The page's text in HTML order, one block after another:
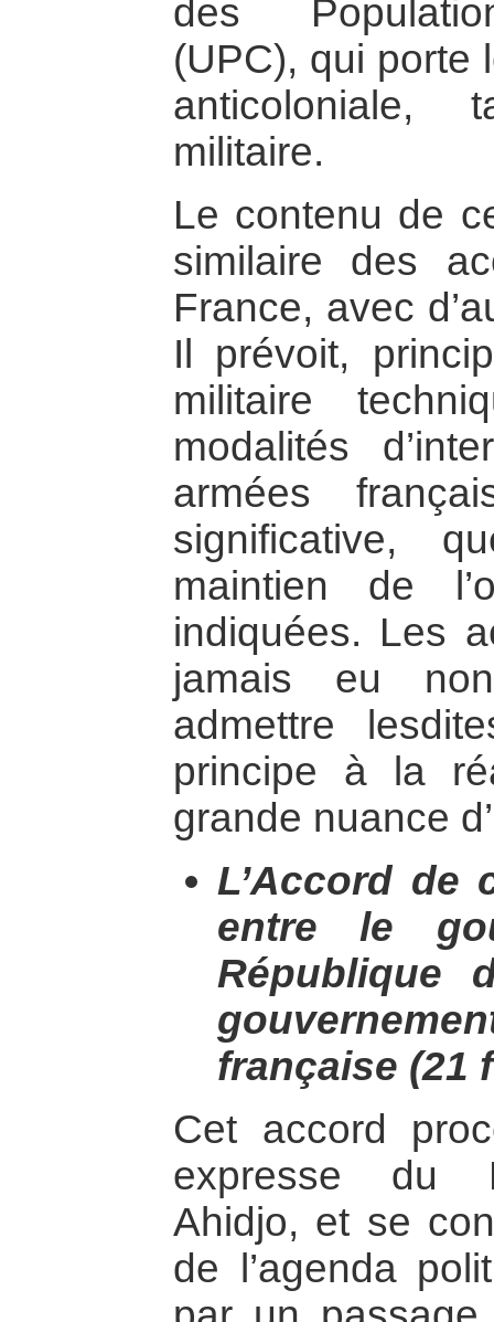
des
(UPC), qui porte
anticoloniale,
militaire.
Le contenu de
similaire des
France, avec
Il prévoit,
militaire
modalités
armées
significative,
maintien de
indiquées. Les
jamais eu
admettre
principe à la
grande nuance
L’Accord de
entre le
République
française (21
Cet accord
expresse du
Ahidjo, et se
de l’agenda